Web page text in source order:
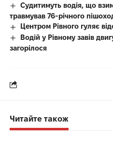
Судитимуть водія, що
травмував 76-річного
Центром Рівного гуляє
Водій у Рівному завів
загорілося
Читайте також